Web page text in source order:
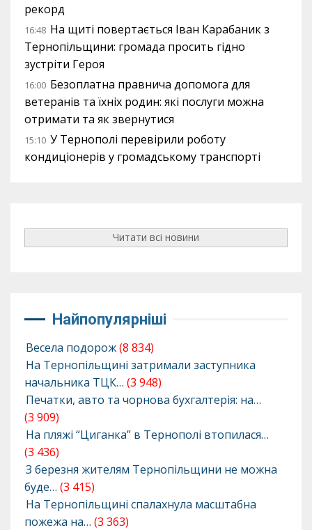
рекорд
16:48 На щиті повертається Іван Карабаник з
Тернопільщини: громада просить гідно
зустріти Героя
16:00 Безоплатна правнича допомога для
ветеранів та їхніх родин: які послуги можна
отримати та як звернутися
15:10 У Тернополі перевірили роботу
кондиціонерів у громадському транспорті
Читати всі новини
Найпопулярніші
Весела подорож(8 834)
На Тернопільщині затримали заступника
начальника ТЦК… (3 948)
Печатки, авто та чорнова бухгалтерія: на…
(3 909)
На пляжі “Циганка” в Тернополі втопилася…
(3 436)
З березня жителям Тернопільщини не можна
буде… (3 415)
На Тернопільщині спалахнула масштабна
пожежа на… (3 363)